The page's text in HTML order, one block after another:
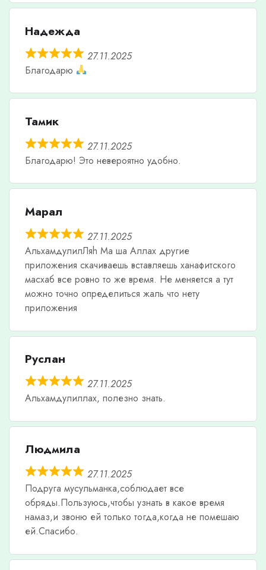
Надежда
27.11.2025
Благодарю
Тамик
27.11.2025
Благодарю! Это невероятно удобно.
Марал
27.11.2025
АльхамдулилЛяh Ма ша Аллах другие
приложения скачиваешь вставляешь ханафитского
масхаб все ровно то же время. Не меняется а тут
можно точно определиться жаль что нету
приложения
Руслан
27.11.2025
Альхамдулиллах, полезно знать.
Людмила
27.11.2025
Подруга мусульманка,соблюдает все
обряды.Пользуюсь,чтобы узнать в какое время
намаз,и звоню ей только тогда,когда не помешаю
ей.Спасибо.